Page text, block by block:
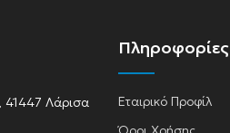
41447 Λάρισα
Πληροφορίες
Εταιρικό Προφίλ